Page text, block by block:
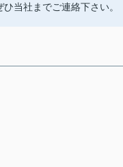
当社までご連絡下さい。